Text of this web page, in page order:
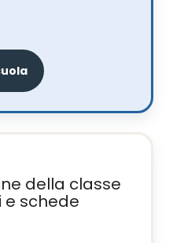
della classe
schede